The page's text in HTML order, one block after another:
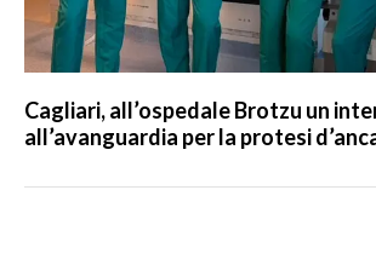
Cagliari, all’ospedale Brotzu un
all’avanguardia per la protesi